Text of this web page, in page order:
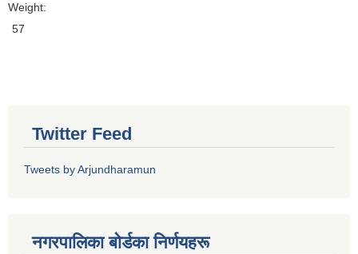
Weight:
57
Twitter Feed
Tweets by Arjundharamun
नगरपालिका बाेर्डका निर्णयहरू